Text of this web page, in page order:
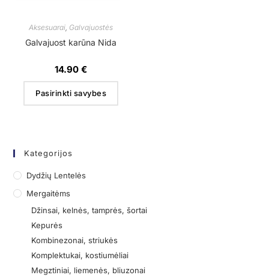
Aksesuarai, Galvajuostės
Galvajuost karūna Nida
14.90€
Pasirinkti savybes
Kategorijos
Dydžių Lentelės
Mergaitėms
Džinsai, kelnės, tamprės, šortai
Kepurės
Kombinezonai, striukės
Komplektukai, kostiumėliai
Megztiniai, liemenės, bliuzonai